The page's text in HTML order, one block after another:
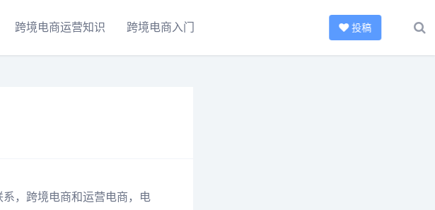
跨境电商运营知识 跨境电商入门 投稿
，跨境电商和运营电商，电